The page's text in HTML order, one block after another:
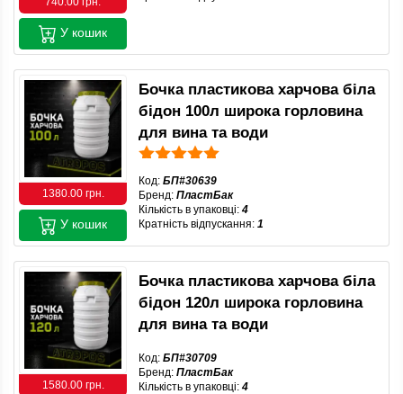
У кошик
1380.00 грн.
Бочка пластикова харчова біла
бідон 100л широка горловина
для вина та води
Код: БП#30639
Бренд: ПластБак
Кількість в упаковці: 4
Кратність відпускання: 1
У кошик
1580.00 грн.
Бочка пластикова харчова біла
бідон 120л широка горловина
для вина та води
Код: БП#30709
Бренд: ПластБак
Кількість в упаковці: 4